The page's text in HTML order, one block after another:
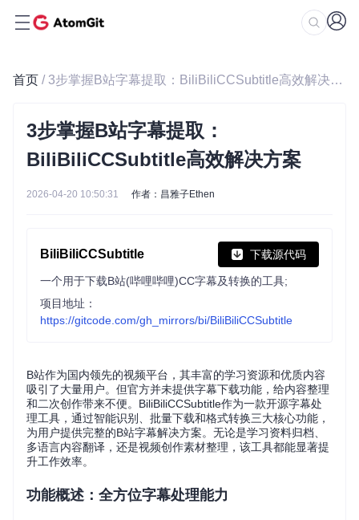
首页 / 3步掌握B站字幕提取：BiliBiliCCSubtitle高效解决方案
3步掌握B站字幕提取：
BiliBiliCCSubtitle高效解决方案
2026-04-20 10:50:31 作者：昌雅子Ethen
BiliBiliCCSubtitle 下载源代码
一个用于下载B站(哔哩哔哩)CC字幕及转换的工具;
项目地址：
https://gitcode.com/gh_mirrors/bi/BiliBiliCCSubtitle
B站作为国内领先的视频平台，其丰富的学习资源和优质内容
吸引了大量用户。但官方并未提供字幕下载功能，给内容整理
和二次创作带来不便。BiliBiliCCSubtitle作为一款开源字幕处
理工具，通过智能识别、批量下载和格式转换三大核心功能，
为用户提供完整的B站字幕解决方案。无论是学习资料归档、
多语言内容翻译，还是视频创作素材整理，该工具都能显著提
升工作效率。
功能概述：全方位字幕处理能力